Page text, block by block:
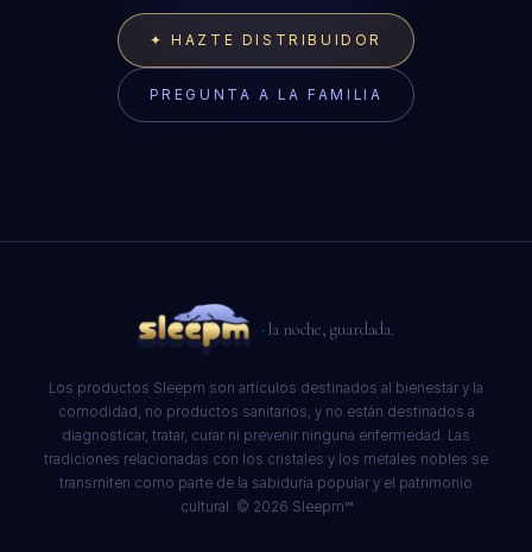
✦ HAZTE DISTRIBUIDOR
PREGUNTA A LA FAMILIA
· la noche, guardada.
Los productos Sleepm son artículos destinados al bienestar y la
comodidad, no productos sanitarios, y no están destinados a
diagnosticar, tratar, curar ni prevenir ninguna enfermedad. Las
tradiciones relacionadas con los cristales y los metales nobles se
transmiten como parte de la sabiduría popular y el patrimonio
cultural. © 2026 Sleepm™
LIVE NOW · USUALLY A FEW MINUTES